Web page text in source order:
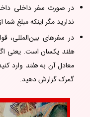
در صورت سفر داخلی
ندارید مگر اینکه مبلغ شما از
در سفرهای بین‌المللی،
هلند یکسان است. یعنی
معادل آن بههلند وارد
گمرک گزارش دهید.